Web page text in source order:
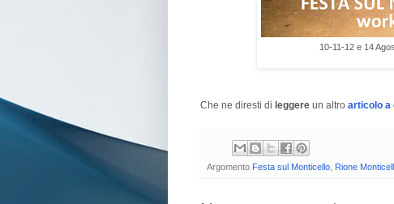
10-11-12 e 14
Che ne diresti di leggere un altro articolo a
Argomento Festa sul Monticello Rione